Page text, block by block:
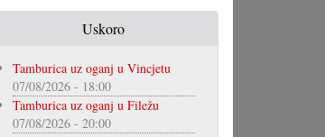
Uskoro
Tamburica uz oganj u Vincjetu
07/08/2026 - 18:00
Tamburica uz oganj u Filežu
07/08/2026 - 20:00